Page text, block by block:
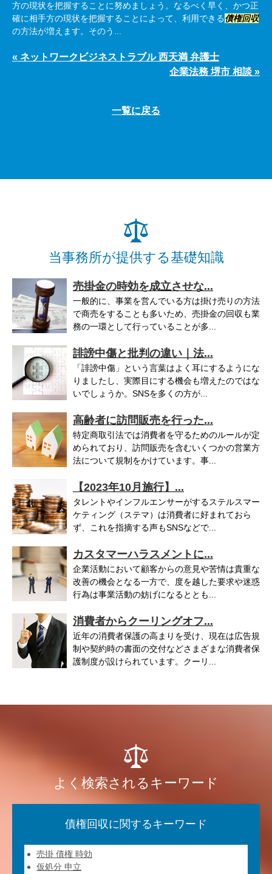
方の現状を把握することに努めましょう。なるべく早く、かつ正
確に相手方の現状を把握することによって、利用できる債権回収
の方法が増えます。そのう...
« ネットワークビジネストラブル 西天満 弁護士
企業法務 堺市 相談 »
一覧に戻る
当事務所が提供する基礎知識
売掛金の時効を成立させな...
一般的に、事業を営んでいる方は掛け売りの方法
で商売をすることも多いため、売掛金の回収も業
務の一環として行っていることが多...
誹謗中傷と批判の違い｜法...
「誹謗中傷」という言葉はよく耳にするようにな
りましたし、実際目にする機会も増えたのではな
いでしょうか。SNSを多くの方が...
高齢者に訪問販売を行った...
特定商取引法では消費者を守るためのルールが定
められており、訪問販売を含むいくつかの営業方
法について規制をかけています。事...
【2023年10月施行】...
タレントやインフルエンサーがするステルスマー
ケティング（ステマ）は消費者に好まれておら
ず、これを指摘する声もSNSなどで...
カスタマーハラスメントに...
企業活動において顧客からの意見や苦情は貴重な
改善の機会となる一方で、度を越した要求や迷惑
行為は事業活動の妨げになるととも...
消費者からクーリングオフ...
近年の消費者保護の高まりを受け、現在は広告規
制や契約時の書面の交付などさまざまな消費者保
護制度が設けられています。クーリ...
よく検索されるキーワード
債権回収に関するキーワード
売掛 債権 時効
仮処分 申立